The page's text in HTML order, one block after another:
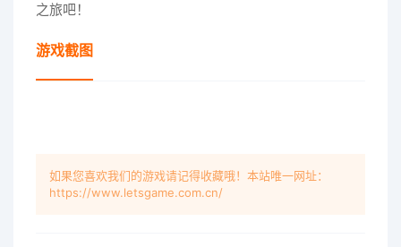
之旅吧！
游戏截图
如果您喜欢我们的游戏请记得收藏哦！本站唯一网址：
https://www.letsgame.com.cn/